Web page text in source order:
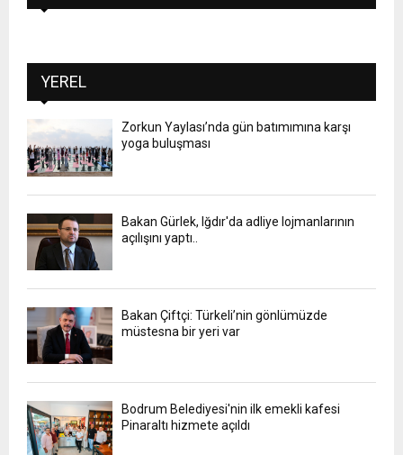
YEREL
Zorkun Yaylası’nda gün batımımına karşı
yoga buluşması
Bakan Gürlek, Iğdır'da adliye lojmanlarının
açılışını yaptı..
Bakan Çiftçi: Türkeli’nin gönlümüzde
müstesna bir yeri var
Bodrum Belediyesi'nin ilk emekli kafesi
Pinaraltı hizmete açıldı